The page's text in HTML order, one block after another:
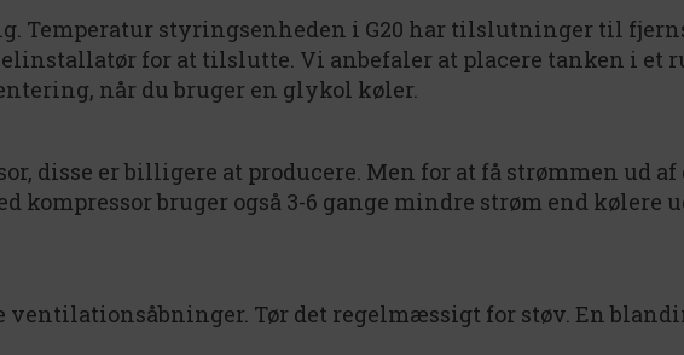
Temperatur styringsenheden i G20 har tilslutninger til
for at tilslutte. Vi anbefaler at placere tanken i et
når du bruger en glykol køler.
disse er billigere at producere. Men for at få strømmen ud
kompressor bruger også 3-6 gange mindre strøm end kølere
Tør det regelmæssigt for støv. En